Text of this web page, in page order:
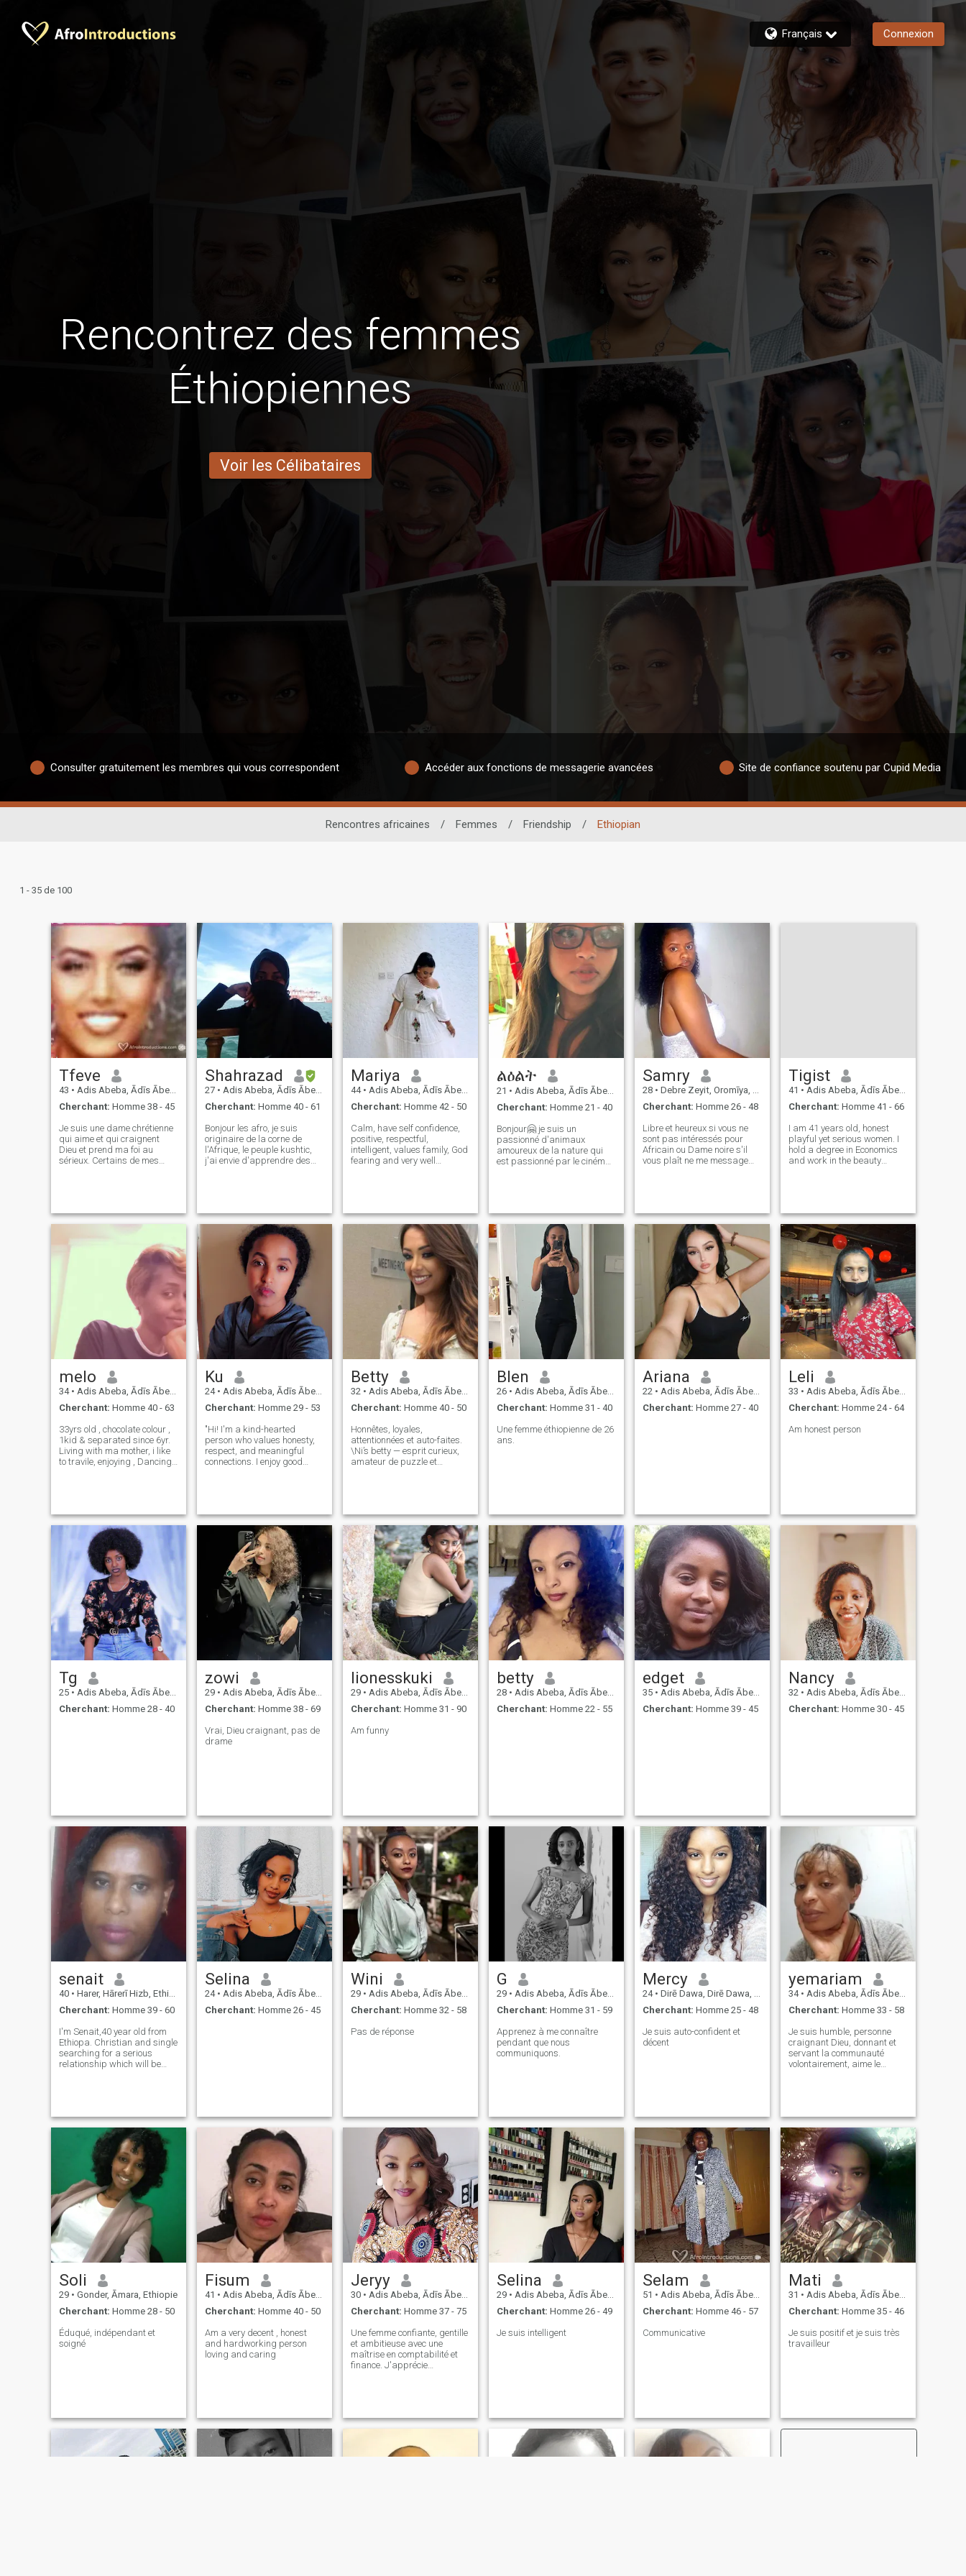
Français Connexion
Rencontrez des femmes
Éthiopiennes
Voir les Célibataires
Consulter gratuitement les membres qui vous correspondent Accéder aux fonctions de messagerie avancées Site de confiance soutenu par Cupid Media
Rencontres africaines / Femmes / Friendship / Ethiopian
1 - 35 de 100
Tfeve
43 • Adis Abeba, Ādīs Ābeba, Ethiopie
Cherchant: Homme 38 - 45
Je suis une dame chrétienne
qui aime et qui craignent
Dieu et prend ma foi au
sérieux. Certains de mes
nécessaire,aime la nature,
les voyages,le respect et
l'art,la
musique(instrumental) et
Shahrazad
27 • Adis Abeba, Ādīs Ābeba, Ethiopie
Cherchant: Homme 40 - 61
Bonjour les afro, je suis
originaire de la corne de
l'Afrique, le peuple kushtic,
j'ai envie d'apprendre des
individu ouvert d'esprit
quand il s'agit de tolérance
et d'acceptation des autres
qui sont de croyances
différentes mon meilleur ami
est un athée espagnol alors
n'hésitez pas à me contacter
je ne mord pas😁
Mariya
44 • Adis Abeba, Ādīs Ābeba, Ethiopie
Cherchant: Homme 42 - 50
Calm, have self confidence,
positive, respectful,
intelligent, values family, God
fearing and very well
Very energetic, go to the gym
and l
ልዕልት
21 • Adis Abeba, Ādīs Ābeba, Ethiopie
Cherchant: Homme 21 - 40
Bonjour🤗 je suis un
passionné d'animaux
amoureux de la nature qui
est passionné par le cinéma
dans un film ou une chanson
captivante, je trouve la joie et
l'inspiration dans la beauté
du monde qui m'entoure. Si
vous partagez mon amour
pour les animaux, les films,
la musique et la nature,
j'aimerais me connecter avec
vous et voir où nos intérêts
communs nous emmènent
dans ce voyage passionnant
appelé Life ❤️
Samry
28 • Debre Zeyit, Oromīya, Ethiopie
Cherchant: Homme 26 - 48
Libre et heureux si vous ne
sont pas intéressés pour
Africain ou Dame noire s'il
vous plaît ne me message
créé par un Dieu donc je ne
me soucie pas de ur couleur
de peau la seule chose dont
j'ai besoin est gentil, fidèle,
honnête et béni gars c’est
Tigist
41 • Adis Abeba, Ādīs Ābeba, Ethiopie
Cherchant: Homme 41 - 66
I am 41 years old, honest
playful yet serious women. I
hold a degree in Economics
and work in the beauty
coffee. I am looking for ge
melo
34 • Adis Abeba, Ādīs Ābeba, Ethiopie
Cherchant: Homme 40 - 63
33yrs old , chocolate colour ,
1kid & separated since 6yr.
Living with ma mother, i like
to travile, enjoying , Dancing
anything hidden from the
Ku
24 • Adis Abeba, Ādīs Ābeba, Ethiopie
Cherchant: Homme 29 - 53
"Hi! I'm a kind-hearted
person who values honesty,
respect, and meaningful
connections. I enjoy good
and ready to build
something real toge
Betty
32 • Adis Abeba, Ādīs Ābeba, Ethiopie
Cherchant: Homme 40 - 50
Honnêtes, loyales,
attentionnées et auto-faites.
\Ni’s betty — esprit curieux,
amateur de puzzle et
et un peu plein d'esprit (oui,
j'ai dit un jour que j'étais
plein de lentilles au lieu de
paysan 😅). i J'adore
parcourir de nouveaux
sentiers 🏞️, nager pour me
vider la tête 🏊‍♀️, aiguiser mon
esprit avec les échecs ♟️, et
donner vie à la créativité
grâce au design de
vêtements 👗. Always
explorer, créer, toujours moi-
même.
Blen
26 • Adis Abeba, Ādīs Ābeba, Ethiopie
Cherchant: Homme 31 - 40
Une femme éthiopienne de 26
ans.
Ariana
22 • Adis Abeba, Ādīs Ābeba, Ethiopie
Cherchant: Homme 27 - 40
Leli
33 • Adis Abeba, Ādīs Ābeba, Ethiopie
Cherchant: Homme 24 - 64
Am honest person
Tg
25 • Adis Abeba, Ādīs Ābeba, Ethiopie
Cherchant: Homme 28 - 40
zowi
29 • Adis Abeba, Ādīs Ābeba, Ethiopie
Cherchant: Homme 38 - 69
Vrai, Dieu craignant, pas de
drame
lionesskuki
29 • Adis Abeba, Ādīs Ābeba, Ethiopie
Cherchant: Homme 31 - 90
Am funny
betty
28 • Adis Abeba, Ādīs Ābeba, Ethiopie
Cherchant: Homme 22 - 55
edget
35 • Adis Abeba, Ādīs Ābeba, Ethiopie
Cherchant: Homme 39 - 45
Nancy
32 • Adis Abeba, Ādīs Ābeba, Ethiopie
Cherchant: Homme 30 - 45
senait
40 • Harer, Hārerī Hizb, Ethiopie
Cherchant: Homme 39 - 60
I'm Senait,40 year old from
Ethiopa. Christian and single
searching for a serious
relationship which will be
health
Selina
24 • Adis Abeba, Ādīs Ābeba, Ethiopie
Cherchant: Homme 26 - 45
Wini
29 • Adis Abeba, Ādīs Ābeba, Ethiopie
Cherchant: Homme 32 - 58
Pas de réponse
G
29 • Adis Abeba, Ādīs Ābeba, Ethiopie
Cherchant: Homme 31 - 59
Apprenez à me connaître
pendant que nous
communiquons.
Mercy
24 • Dirē Dawa, Dirē Dawa, Ethiopie
Cherchant: Homme 25 - 48
Je suis auto-confident et
décent
yemariam
34 • Adis Abeba, Ādīs Ābeba, Ethiopie
Cherchant: Homme 33 - 58
Je suis humble, personne
craignant Dieu, donnant et
servant la communauté
volontairement, aime le
romantique !!!
Soli
29 • Gonder, Āmara, Ethiopie
Cherchant: Homme 28 - 50
Éduqué, indépendant et
soigné
Fisum
41 • Adis Abeba, Ādīs Ābeba, Ethiopie
Cherchant: Homme 40 - 50
Am a very decent , honest
and hardworking person
loving and caring
Jeryy
30 • Adis Abeba, Ādīs Ābeba, Ethiopie
Cherchant: Homme 37 - 75
Une femme confiante, gentille
et ambitieuse avec une
maîtrise en comptabilité et
finance. J'apprécie
du temps avec ceux que
j'aime et créer de beaux
relation sérieuse avec
Selina
29 • Adis Abeba, Ādīs Ābeba, Ethiopie
Cherchant: Homme 26 - 49
Je suis intelligent
Selam
51 • Adis Abeba, Ādīs Ābeba, Ethiopie
Cherchant: Homme 46 - 57
Communicative
Mati
31 • Adis Abeba, Ādīs Ābeba, Ethiopie
Cherchant: Homme 35 - 46
Je suis positif et je suis très
travailleur